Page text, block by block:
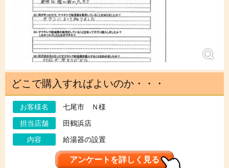
どこで購入すればよいのか・・・
お客様名
七尾市 Ｎ様
担当店舗
田鶴浜店
内容
給湯器の設置
アンケートを詳しく見る